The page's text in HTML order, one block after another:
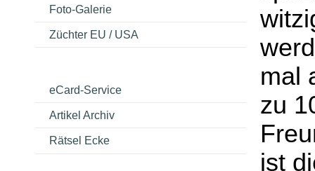
Foto-Galerie
Züchter EU / USA
eCard-Service
Artikel Archiv
Rätsel Ecke
mal
zu
ist